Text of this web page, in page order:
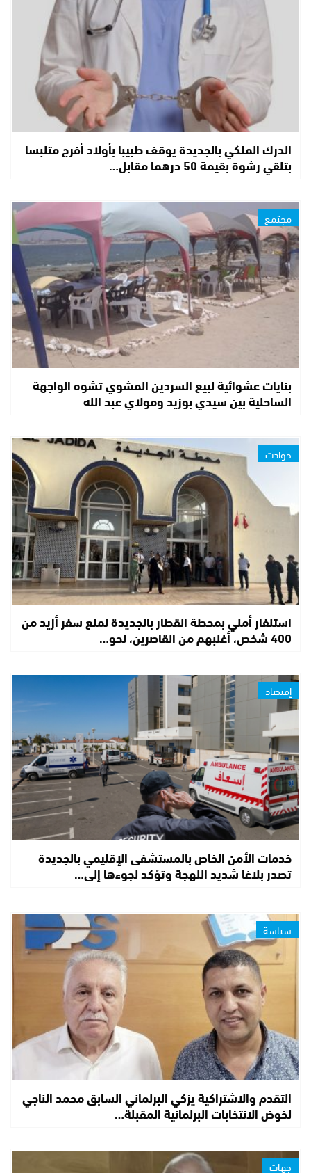
الدرك الملكي بالجديدة يوقف طبيبا بأولاد أفرج متلبسا
بتلقي رشوة بقيمة 50 درهما مقابل…
مجتمع
بنايات عشوائية لبيع السردين المشوي تشوه الواجهة
الساحلية بين سيدي بوزيد ومولاي عبد الله
حوادث
استنفار أمني بمحطة القطار بالجديدة لمنع سفر أزيد من
400 شخص، أغلبهم من القاصرين، نحو…
إقتصاد
خدمات الأمن الخاص بالمستشفى الإقليمي بالجديدة
تصدر بلاغا شديد اللهجة وتؤكد لجوءها إلى…
سياسة
التقدم والاشتراكية يزكي البرلماني السابق محمد الناجي
لخوض الانتخابات البرلمانية المقبلة…
جهات